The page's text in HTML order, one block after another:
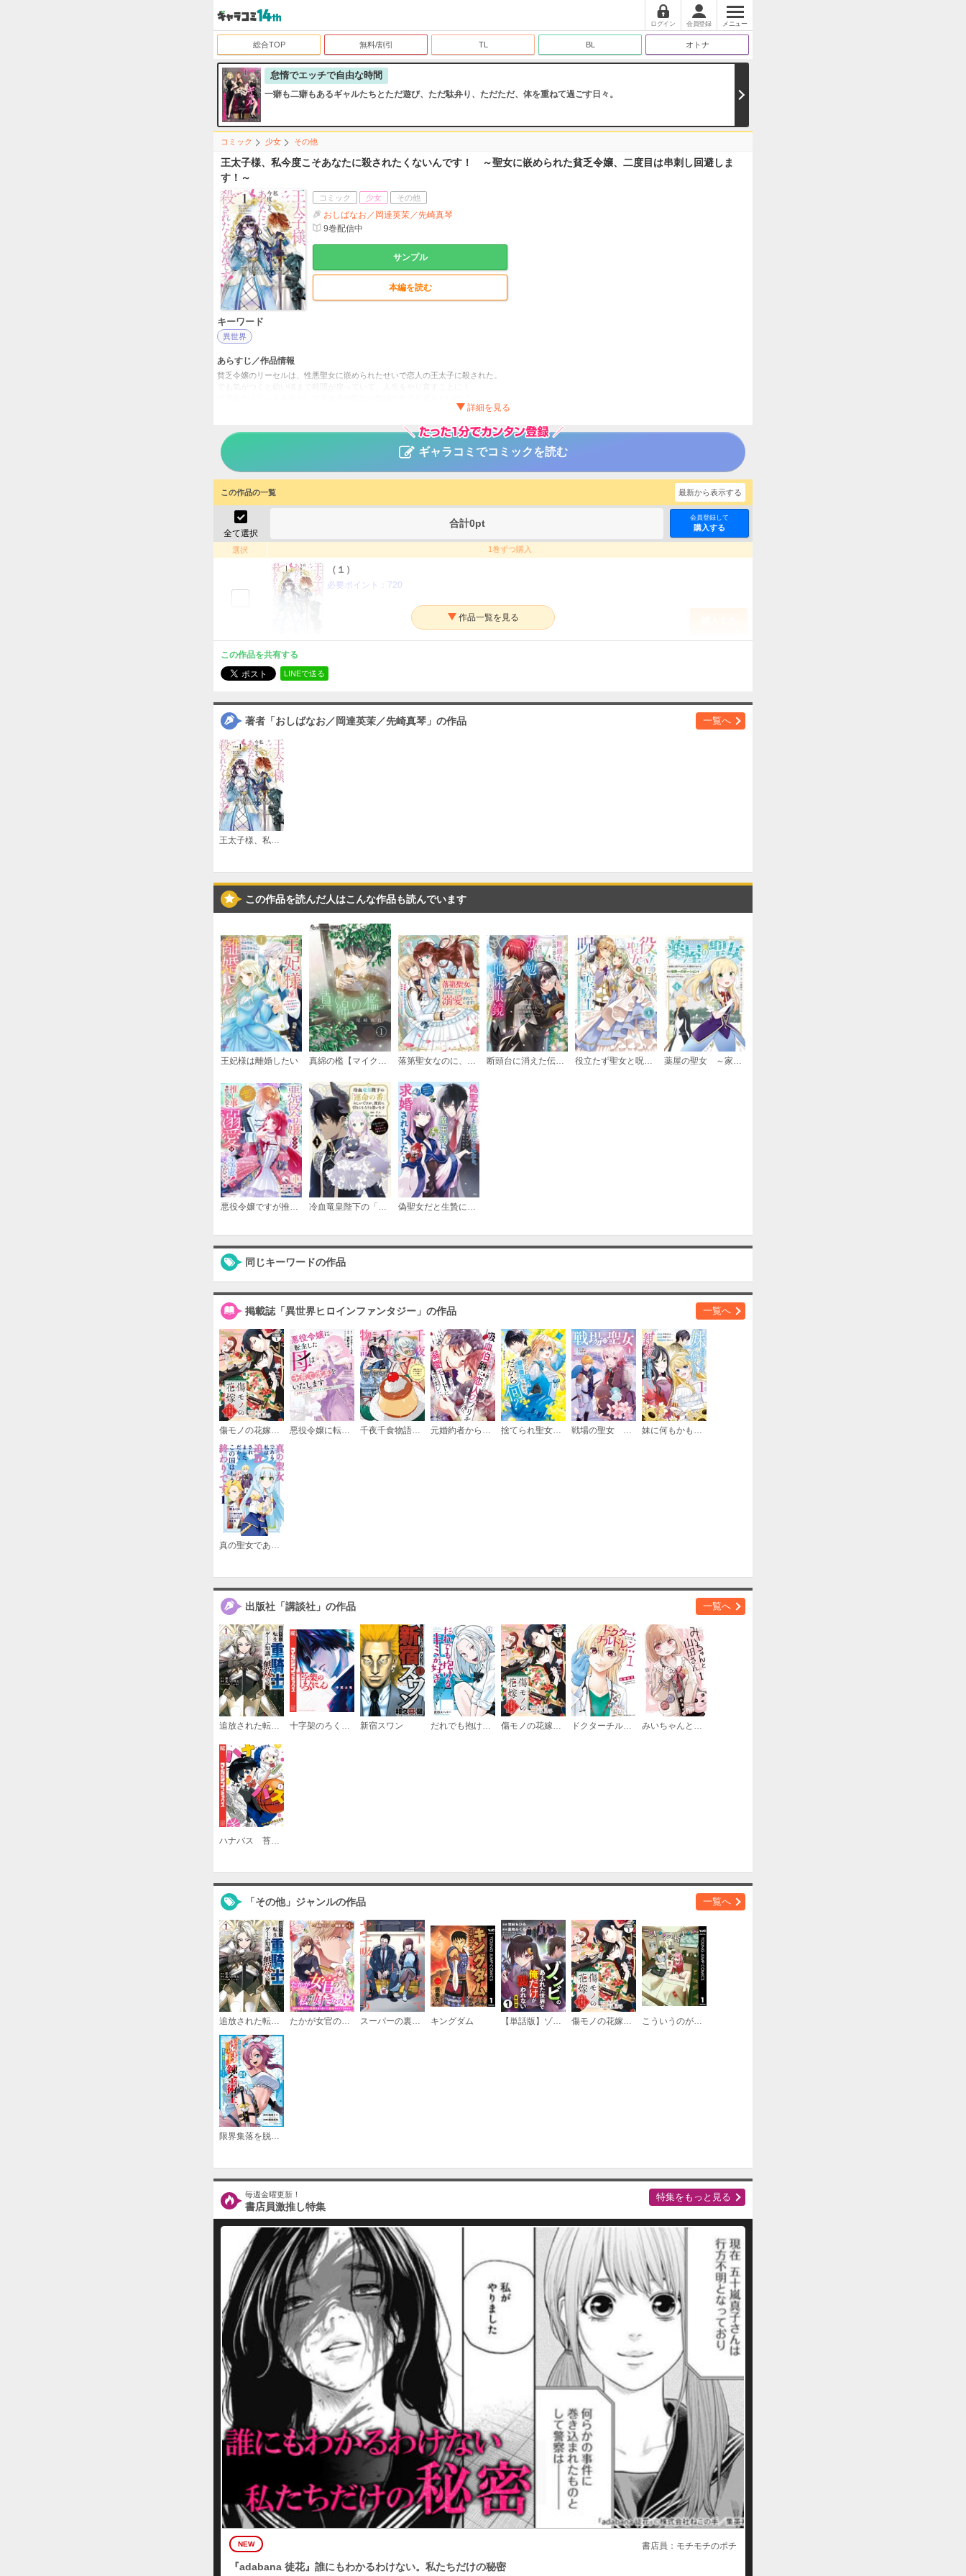
ログイン 会員登録 メニュー
総合TOP 無料/割引 TL BL オトナ
怠惰でエッチで自由な時間
一癖も二癖もあるギャルたちとただ遊び、ただ駄弁り、ただただ、体を重ねて過ごす日々。
コミック 少女 その他
王太子様、私今度こそあなたに殺されたくないんです！ ～聖女に嵌められた貧乏令嬢、二度目は串刺し回避しま
す！～
コミック 少女 その他
おしばなお／岡達英茉／先崎真琴
9巻配信中
サンプル
本編を読む
キーワード
異世界
あらすじ／作品情報
貧乏令嬢のリーセルは、性悪聖女に嵌められたせいで恋人の王太子に殺された。
王太子様、私今度こそあなたに殺されたくないんです！ ～聖女に嵌められた貧乏令嬢、二度目は串刺し回避しま
おしばなお／岡達英茉／先崎真琴
ジャンル
掲載誌
出版社
ギャラコミでコミックを読む
この作品の一覧
全て選択
合計0pt 会員登録して
購入する
選択 1巻ずつ購入
最新から表示する
（１）
必要ポイント： 720
必要ポイント：
購入する
（５）
必要ポイント：720
購入する
（６）
必要ポイント： 720
購入する
（７）
（８）
必要ポイント：720
この作品を共有する
LINEで送る
著者「おしばなお／岡達英茉／先崎真琴」の作品 一覧へ
王太子様、私今度こそあなたに殺されたくないんです！ ～聖女に嵌められた貧乏令嬢、二度目は串刺し回避します！～ 分冊版
この作品を読んだ人はこんな作品も読んでいます
王妃様は離婚したい 真綿の檻【マイクロ】 落第聖女なのに、なぜか訳ありの王子様に溺愛されています！ 断頭台に消えた伝説の悪女、二度目の人生ではガリ勉地味眼鏡になって平穏を望む 役立たず聖女と呪われた聖騎士《思い出づくりで告白したら求婚＆溺愛されました》 薬屋の聖女 ～家族に虐げられていた薬屋の女の子、実は世界一のポーションを作れるそうですよ～
悪役令嬢ですが推し事に忙しいので溺愛はご遠慮ください！～俺様王子と婚約破棄したいわたしの奮闘記～ 冷血竜皇陛下の「運命の番」らしいですが、後宮に引きこもろうと思います ～幼竜を愛でるのに忙しいので皇后争いはご勝手にどうぞ～ 偽聖女だと生贄にされたら、魔王様に求婚されました～契約花嫁は精霊たちとスローライフを謳歌する～
同じキーワードの作品
掲載誌「異世界ヒロインファンタジー」の作品 一覧へ
傷モノの花嫁 分冊版 悪役令嬢に転生した母は子育て改革をいたします ～結婚はうんざりなので王太子殿下は聖女様に差し上げますね～ 千夜千食物語 ～敗国の姫ですが氷の皇子殿下がどうも溺愛してくれています～ 元婚約者から逃げるため吸血伯爵に恋人のフリをお願いしたら、なぜか溺愛モードになりました 捨てられ聖女は契約結婚を満喫中。後悔してる？だから何？ 戦場の聖女 ～妹の代わりに公爵騎士に嫁ぐことになりましたが、今は幸せです～ 妹に何もかも奪われたら親友が出来ました。～虐げられ令嬢と呪われドレスの謎令嬢～
真の聖女である私は追放されました。だからこの国はもう終わりです
出版社「講談社」の作品 一覧へ
追放された転生重騎士はゲーム知識で無双する 十字架のろくにん 新宿スワン だれでも抱けるキミが好き 傷モノの花嫁 分冊版 ドクターチルドレン～小児外科医～ みいちゃんと山田さん
ハナバス 苔石花江のバスケ論
「その他」ジャンルの作品 一覧へ
追放された転生重騎士はゲーム知識で無双する たかが女官の私が好きなの！？ 婚約破棄された姫様を差し置いて、結婚なんてできません！ スーパーの裏でヤニ吸うふたり キングダム 【単話版】ゾンビのあふれた世界で俺だけが襲われない（フルカラー） 傷モノの花嫁 分冊版 こういうのがいい
限界集落を脱村した錬金術士、都会で“最強”なのがバレまくる。～老害どもにはいい加減愛想が尽きました～
毎週金曜更新！
書店員激推し特集
特集をもっと見る
NEW 書店員：モチモチのポチ
『adabana 徒花』誰にもわかるわけない。私たちだけの秘密